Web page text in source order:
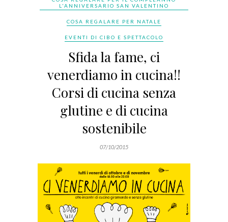
L'ANNIVERSARIO SAN VALENTINO
COSA REGALARE PER NATALE
EVENTI DI CIBO E SPETTACOLO
Sfida la fame, ci
venerdiamo in cucina!!
Corsi di cucina senza
glutine e di cucina
sostenibile
07/10/2015